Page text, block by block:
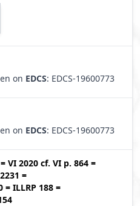
on EDCS: EDCS-19600773
on EDCS: EDCS-19600773
= VI 2020 cf. VI p. 864 =
=
= ILLRP 188 =